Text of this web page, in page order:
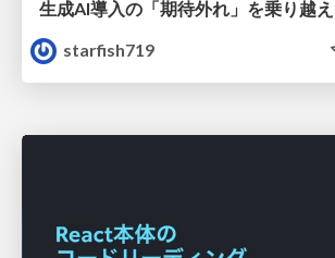
starfish719